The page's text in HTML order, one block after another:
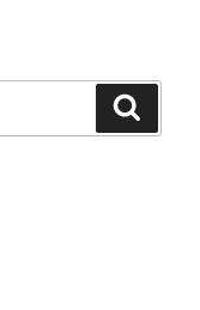
de
coleccionista
(II)»